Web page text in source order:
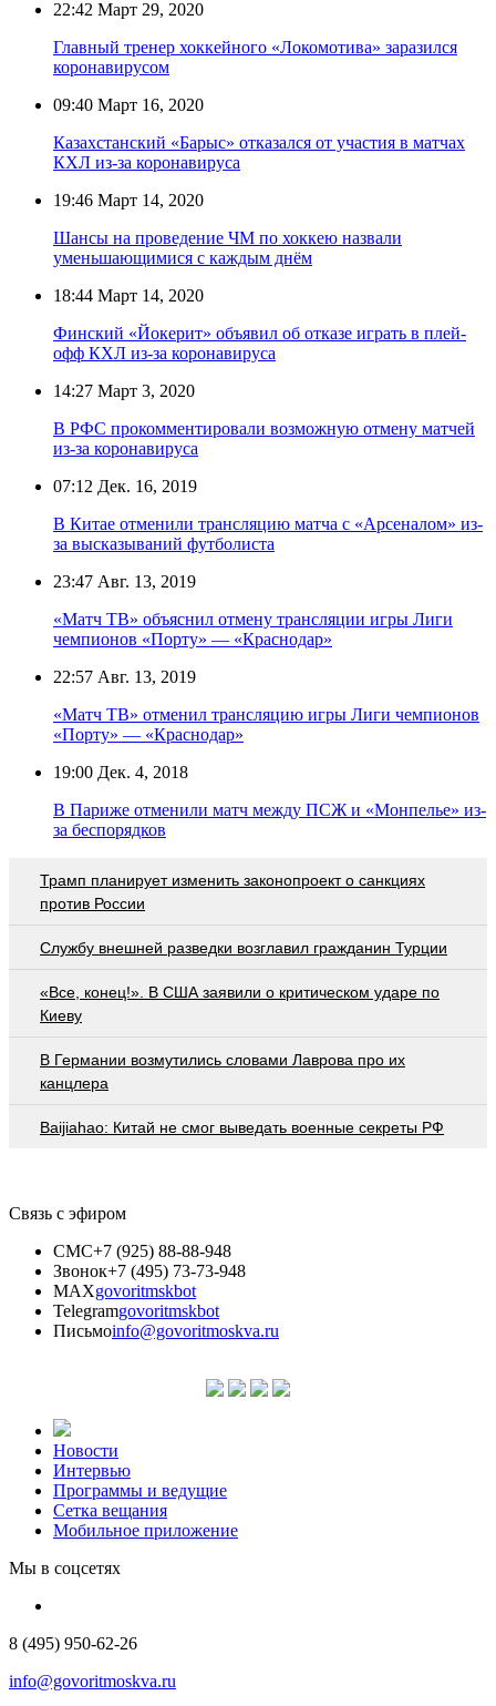
22:42 Март 29, 2020
Главный тренер хоккейного «Локомотива» заразился
коронавирусом
09:40 Март 16, 2020
Казахстанский «Барыс» отказался от участия в матчах
КХЛ из-за коронавируса
19:46 Март 14, 2020
Шансы на проведение ЧМ по хоккею назвали
уменьшающимися с каждым днём
18:44 Март 14, 2020
Финский «Йокерит» объявил об отказе играть в плей-
офф КХЛ из-за коронавируса
14:27 Март 3, 2020
В РФС прокомментировали возможную отмену матчей
из-за коронавируса
07:12 Дек. 16, 2019
В Китае отменили трансляцию матча с «Арсеналом» из-
за высказываний футболиста
23:47 Авг. 13, 2019
«Матч ТВ» объяснил отмену трансляции игры Лиги
чемпионов «Порту» — «Краснодар»
22:57 Авг. 13, 2019
«Матч ТВ» отменил трансляцию игры Лиги чемпионов
«Порту» — «Краснодар»
19:00 Дек. 4, 2018
В Париже отменили матч между ПСЖ и «Монпелье» из-
за беспорядков
Трамп планирует изменить законопроект о санкциях
против России
Службу внешней разведки возглавил гражданин Турции
«Все, конец!». В США заявили о критическом ударе по
Киеву
В Германии возмутились словами Лаврова про их
канцлера
Baijiahao: Китай не смог выведать военные секреты РФ
Связь с эфиром
СМС+7 (925) 88-88-948
Звонок+7 (495) 73-73-948
MAXgovoritmskbot
Telegramgovoritmskbot
Письмоinfo@govoritmoskva.ru
Новости
Интервью
Программы и ведущие
Сетка вещания
Мобильное приложение
Мы в соцсетях
8 (495) 950-62-26
info@govoritmoskva.ru